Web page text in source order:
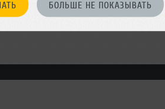
БОЛЬШЕ НЕ ПОКАЗЫВАТЬ